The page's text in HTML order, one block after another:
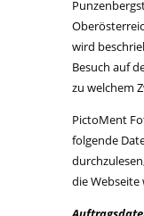
wird
Besuch auf
zu welchem
PictoMent
folgende
die